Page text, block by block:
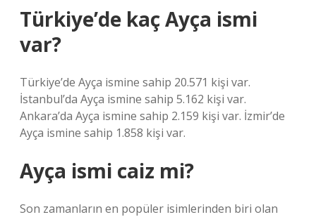
Türkiye’de kaç Ayça ismi
var?
Türkiye’de Ayça ismine sahip 20.571 kişi var.
İstanbul’da Ayça ismine sahip 5.162 kişi var.
Ankara’da Ayça ismine sahip 2.159 kişi var. İzmir’de
Ayça ismine sahip 1.858 kişi var.
Ayça ismi caiz mi?
Son zamanların en popüler isimlerinden biri olan